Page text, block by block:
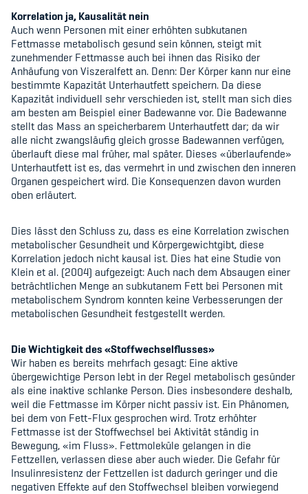
Korrelation ja, Kausalität nein
Auch wenn Personen mit einer erhöhten subkutanen
Fettmasse metabolisch gesund sein können, steigt mit
zunehmender Fettmasse auch bei ihnen das Risiko der
Anhäufung von Viszeralfett an. Denn: Der Körper kann nur eine
bestimmte Kapazität Unterhautfett speichern. Da diese
Kapazität individuell sehr verschieden ist, stellt man sich dies
am besten am Beispiel einer Badewanne vor. Die Badewanne
stellt das Mass an speicherbarem Unterhautfett dar; da wir
alle nicht zwangsläufig gleich grosse Badewannen verfügen,
überlauft diese mal früher, mal später. Dieses «überlaufende»
Unterhautfett ist es, das vermehrt in und zwischen den inneren
Organen gespeichert wird. Die Konsequenzen davon wurden
oben erläutert.
Dies lässt den Schluss zu, dass es eine Korrelation zwischen
metabolischer Gesundheit und Körpergewichtgibt, diese
Korrelation jedoch nicht kausal ist. Dies hat eine Studie von
Klein et al. (2004) aufgezeigt: Auch nach dem Absaugen einer
beträchtlichen Menge an subkutanem Fett bei Personen mit
metabolischem Syndrom konnten keine Verbesserungen der
metabolischen Gesundheit festgestellt werden.
Die Wichtigkeit des «Stoffwechselflusses»
Wir haben es bereits mehrfach gesagt: Eine aktive
übergewichtige Person lebt in der Regel metabolisch gesünder
als eine inaktive schlanke Person. Dies insbesondere deshalb,
weil die Fettmasse im Körper nicht passiv ist. Ein Phänomen,
bei dem von Fett-Flux gesprochen wird. Trotz erhöhter
Fettmasse ist der Stoffwechsel bei Aktivität ständig in
Bewegung, «im Fluss». Fettmoleküle gelangen in die
Fettzellen, verlassen diese aber auch wieder. Die Gefahr für
Insulinresistenz der Fettzellen ist dadurch geringer und die
negativen Effekte auf den Stoffwechsel bleiben vorwiegend